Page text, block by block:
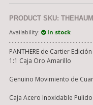
PRODUCT SKU:
Availability:
In stock
PANTHERE de Cartier
1:1 Caja Oro Amarillo
Genuino Movimiento de
Caja Acero Inoxidable